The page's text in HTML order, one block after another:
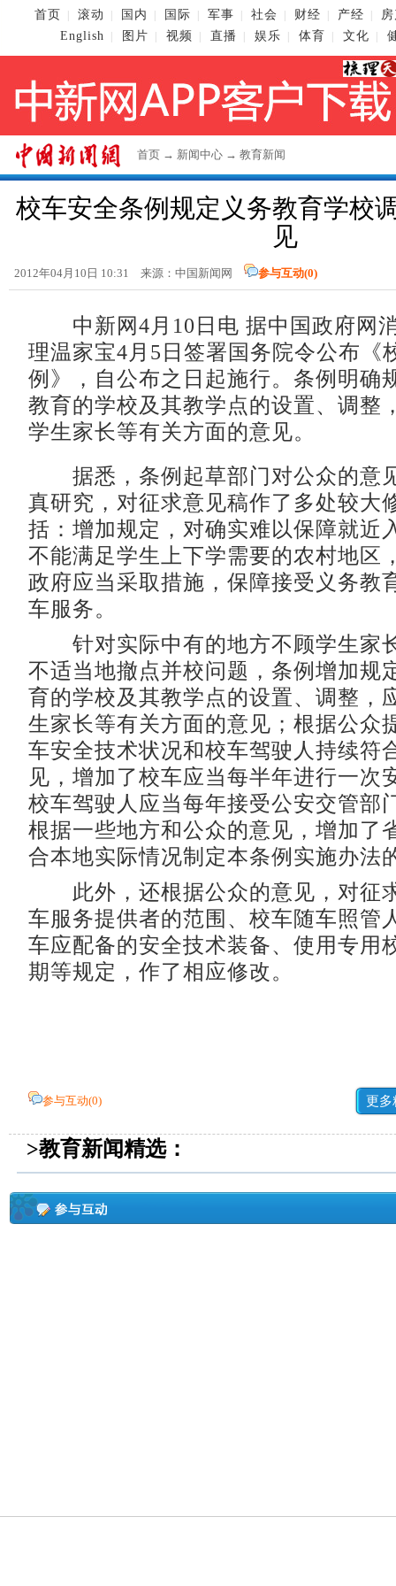
首页 滚动 国内 国际 军事 社会 财经 产经
English
图片 视频 直播 娱乐 体育 文化
首页 → 新闻中心 → 教育新闻
校车安全条例规定义务教育学校
见
2012年04月10日 10:31 来源：中国新闻网 参与互动(0)
中新网4月10日电 据中国政府网
理温家宝4月5日签署国务院令公布《
例》，自公布之日起施行。条例明确
教育的学校及其教学点的设置、调整
学生家长等有关方面的意见。
据悉，条例起草部门对公众的意
真研究，对征求意见稿作了多处较大
括：增加规定，对确实难以保障就近
不能满足学生上下学需要的农村地区
政府应当采取措施，保障接受义务教
车服务。
针对实际中有的地方不顾学生家
不适当地撤点并校问题，条例增加规
育的学校及其教学点的设置、调整，
生家长等有关方面的意见；根据公众
车安全技术状况和校车驾驶人持续符
见，增加了校车应当每半年进行一次
校车驾驶人应当每年接受公安交管部
根据一些地方和公众的意见，增加了
合本地实际情况制定本条例实施办法
此外，还根据公众的意见，对征
车服务提供者的范围、校车随车照管
车应配备的安全技术装备、使用专用
期等规定，作了相应修改。
参与互动(0) 更多
>教育新闻精选：